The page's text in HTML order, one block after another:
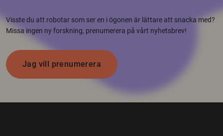
Visste du att robotar som ser en i ögonen är lättare att snacka med?
Missa ingen ny forskning, prenumerera på vårt nyhetsbrev!
Jag vill prenumerera